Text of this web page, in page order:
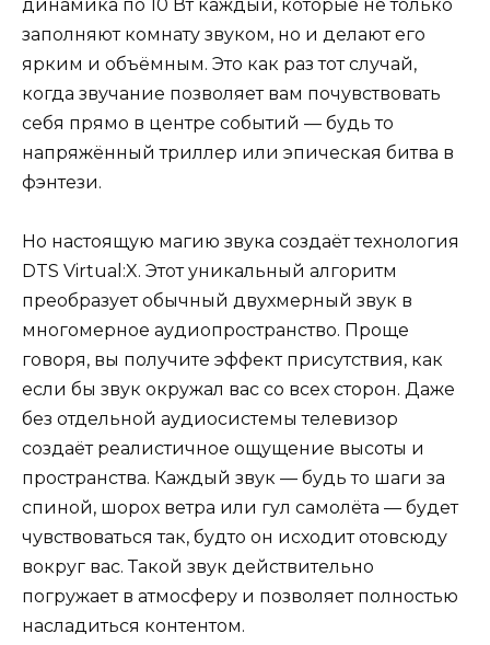
динамика по 10 Вт каждый, которые не только
заполняют комнату звуком, но и делают его
ярким и объёмным. Это как раз тот случай,
когда звучание позволяет вам почувствовать
себя прямо в центре событий — будь то
напряжённый триллер или эпическая битва в
фэнтези.
Но настоящую магию звука создаёт технология
DTS Virtual:X. Этот уникальный алгоритм
преобразует обычный двухмерный звук в
многомерное аудиопространство. Проще
говоря, вы получите эффект присутствия, как
если бы звук окружал вас со всех сторон. Даже
без отдельной аудиосистемы телевизор
создаёт реалистичное ощущение высоты и
пространства. Каждый звук — будь то шаги за
спиной, шорох ветра или гул самолёта — будет
чувствоваться так, будто он исходит отовсюду
вокруг вас. Такой звук действительно
погружает в атмосферу и позволяет полностью
насладиться контентом.